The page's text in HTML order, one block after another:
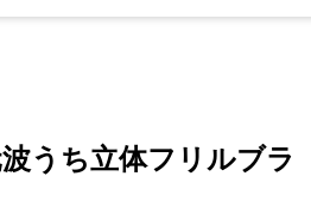
うち立体フリルブラ